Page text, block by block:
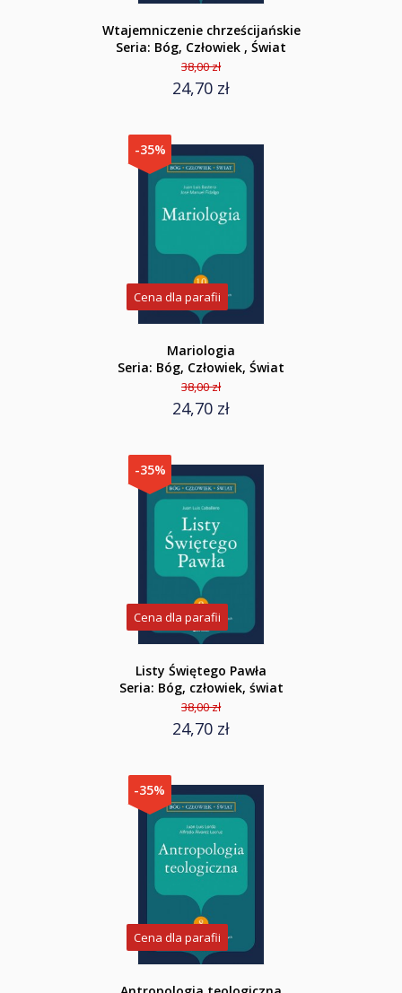
Wtajemniczenie chrześcijańskie
Seria: Bóg, Człowiek , Świat
38,00 zł
24,70 zł
-35%
Cena dla parafii
Mariologia
Seria: Bóg, Człowiek, Świat
38,00 zł
24,70 zł
-35%
Cena dla parafii
Listy Świętego Pawła
Seria: Bóg, człowiek, świat
38,00 zł
24,70 zł
-35%
Cena dla parafii